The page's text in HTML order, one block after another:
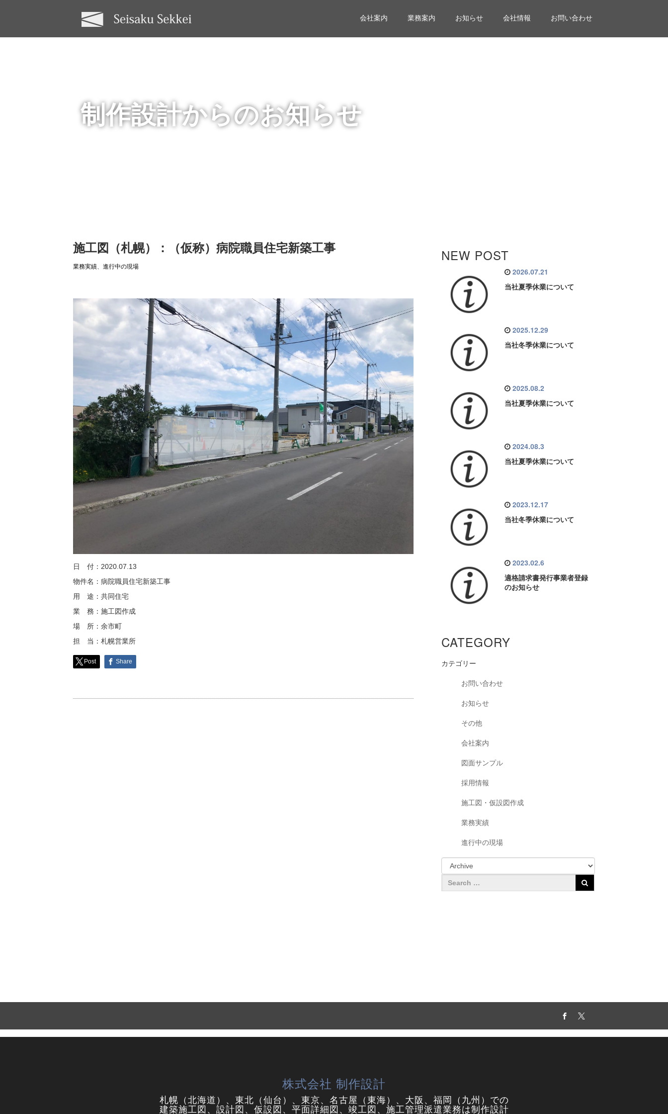
会社案内 業務案内 お知らせ 会社情報 お問い合わせ
制作設計からのお知らせ
施工図（札幌）：（仮称）病院職員住宅新築工事
業務実績、 進行中の現場
日 付：2020.07.13
物件名：病院職員住宅新築工事
用 途：共同住宅
業 務：施工図作成
場 所：余市町
担 当：札幌営業所
Post Share
NEW POST
2026.07.21
当社夏季休業について
2025.12.29
当社冬季休業について
2025.08.2
当社夏季休業について
2024.08.3
当社夏季休業について
2023.12.17
当社冬季休業について
2023.02.6
適格請求書発行事業者登録
のお知らせ
CATEGORY
カテゴリー
お問い合わせ
お知らせ
その他
会社案内
図面サンプル
採用情報
施工図・仮設図作成
業務実績
進行中の現場
株式会社 制作設計
札幌（北海道）、東北（仙台）、東京、名古屋（東海）、大阪、福岡（九州）での
建築施工図、設計図、仮設図、平面詳細図、竣工図、施工管理派遣業務は制作設計